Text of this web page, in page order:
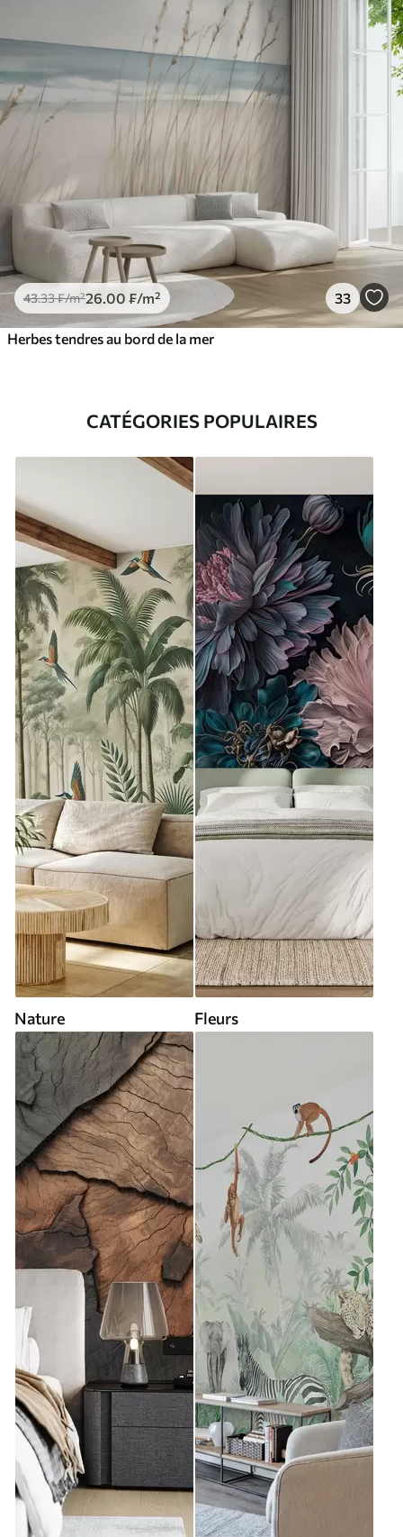
43.33₣/m²26 .00 ₣/m² 33
Herbes tendres au bord de la mer
CATÉGORIES POPULAIRES
Nature Fleurs